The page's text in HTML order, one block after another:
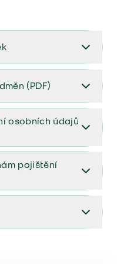
(PDF)
osobních údajů
údajů (PDF)
pojištění
(aktualizovaný)